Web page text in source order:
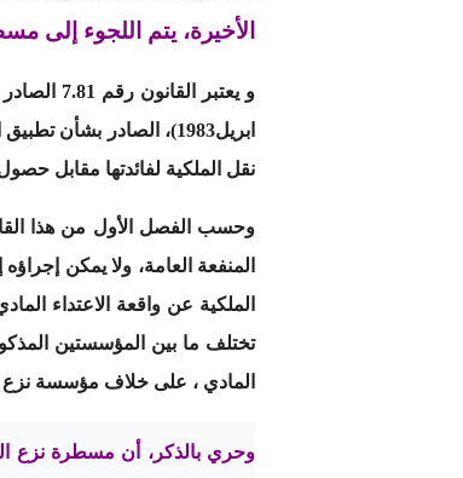
الأخيرة، يتم اللجوء إلى
ابريل1983)، الصادر
نقل الملكية لفائدتها مقابل
وحسب الفصل الأول من هذا
المنفعة العامة، ولا يمكن
الملكية عن واقعة الاعتداء
تختلف ما بين المؤسستين
المادي ، على خلاف مؤسسة نزع
وحري بالذكر، أن مسطرة نزع